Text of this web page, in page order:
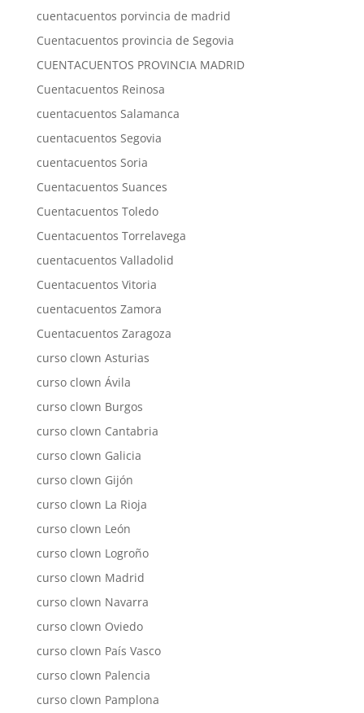
cuentacuentos porvincia de madrid
Cuentacuentos provincia de Segovia
CUENTACUENTOS PROVINCIA MADRID
Cuentacuentos Reinosa
cuentacuentos Salamanca
cuentacuentos Segovia
cuentacuentos Soria
Cuentacuentos Suances
Cuentacuentos Toledo
Cuentacuentos Torrelavega
cuentacuentos Valladolid
Cuentacuentos Vitoria
cuentacuentos Zamora
Cuentacuentos Zaragoza
curso clown Asturias
curso clown Ávila
curso clown Burgos
curso clown Cantabria
curso clown Galicia
curso clown Gijón
curso clown La Rioja
curso clown León
curso clown Logroño
curso clown Madrid
curso clown Navarra
curso clown Oviedo
curso clown País Vasco
curso clown Palencia
curso clown Pamplona